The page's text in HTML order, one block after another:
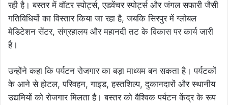
रही है। बस्तर में वॉटर स्पोर्ट्स, एडवेंचर स्पोर्ट्स और जंगल सफारी जैसी
गतिविधियों का विस्तार किया जा रहा है, जबकि सिरपुर में ग्लोबल
मेडिटेशन सेंटर, संग्रहालय और महानदी तट के विकास पर कार्य जारी
है।
उन्होंने कहा कि पर्यटन रोजगार का बड़ा माध्यम बन सकता है। पर्यटकों
के आने से होटल, परिवहन, गाइड, हस्तशिल्प, दुकानदारों और स्थानीय
उद्यमियों को रोजगार मिलता है। बस्तर को वैश्विक पर्यटन केंद्र के रूप